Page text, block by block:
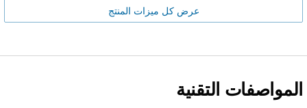
عرض كل ميزات المنتج
المواصفات التقنية